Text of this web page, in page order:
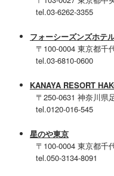
tel.03-6262-3355
フォーシーズンズホテ
〒100-0004 東京都
tel.03-6810-0600
KANAYA RESORT
〒250-0631 神奈川県
tel.0120-016-545
星のや東京
〒100-0004 東京都千
tel.050-3134-8091